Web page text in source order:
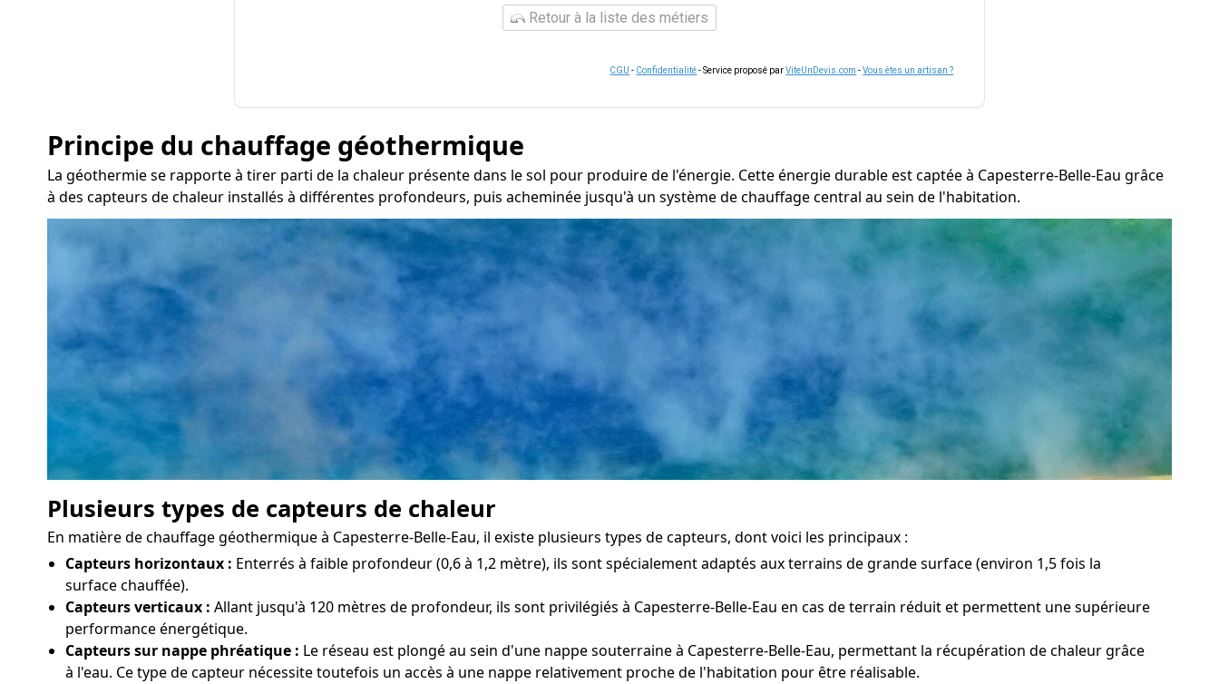
Retour à la liste des métiers
CGU - Confidentialité- Service proposé parViteUnDevis.com -Vous êtes un artisan ?
Principe du chauffage géothermique
La géothermie se rapporte à tirer parti de la chaleur présente dans le sol pour produire de l'énergie. Cette énergie durable est captée à Capesterre-Belle-Eau grâce
à des capteurs de chaleur installés à différentes profondeurs, puis acheminée jusqu'à un système de chauffage central au sein de l'habitation.
Plusieurs types de capteurs de chaleur
En matière de chauffage géothermique à Capesterre-Belle-Eau, il existe plusieurs types de capteurs, dont voici les principaux :
Capteurs horizontaux : Enterrés à faible profondeur (0,6 à 1,2 mètre), ils sont spécialement adaptés aux terrains de grande surface (environ 1,5 fois la
surface chauffée).
Capteurs verticaux : Allant jusqu'à 120 mètres de profondeur, ils sont privilégiés à Capesterre-Belle-Eau en cas de terrain réduit et permettent une supérieure
performance énergétique.
Capteurs sur nappe phréatique : Le réseau est plongé au sein d'une nappe souterraine à Capesterre-Belle-Eau, permettant la récupération de chaleur grâce
à l'eau. Ce type de capteur nécessite toutefois un accès à une nappe relativement proche de l'habitation pour être réalisable.